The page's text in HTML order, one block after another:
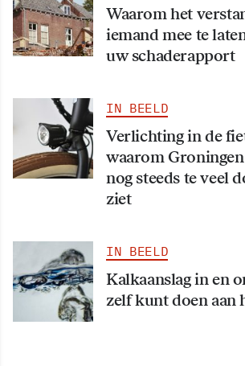
Waarom het
iemand mee te
uw schaderapport
IN BEELD
Verlichting in de
waarom
nog steeds te veel
ziet
IN BEELD
Kalkaanslag in en
zelf kunt doen aan